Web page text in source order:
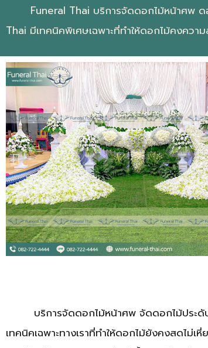
Funeral Thai บริการจัดดอกไม้หน้าศพ ดอก
Thai มีเทคนิคพิเศษเฉพาะที่ทำให้ดอกไม้คงคว
บริการจัดดอกไม้หน้าศพ จัดดอกไม้ประดับหน้
เทคนิคเฉพาะทางเราที่ทำให้ดอกไม้ยังคงสดไ